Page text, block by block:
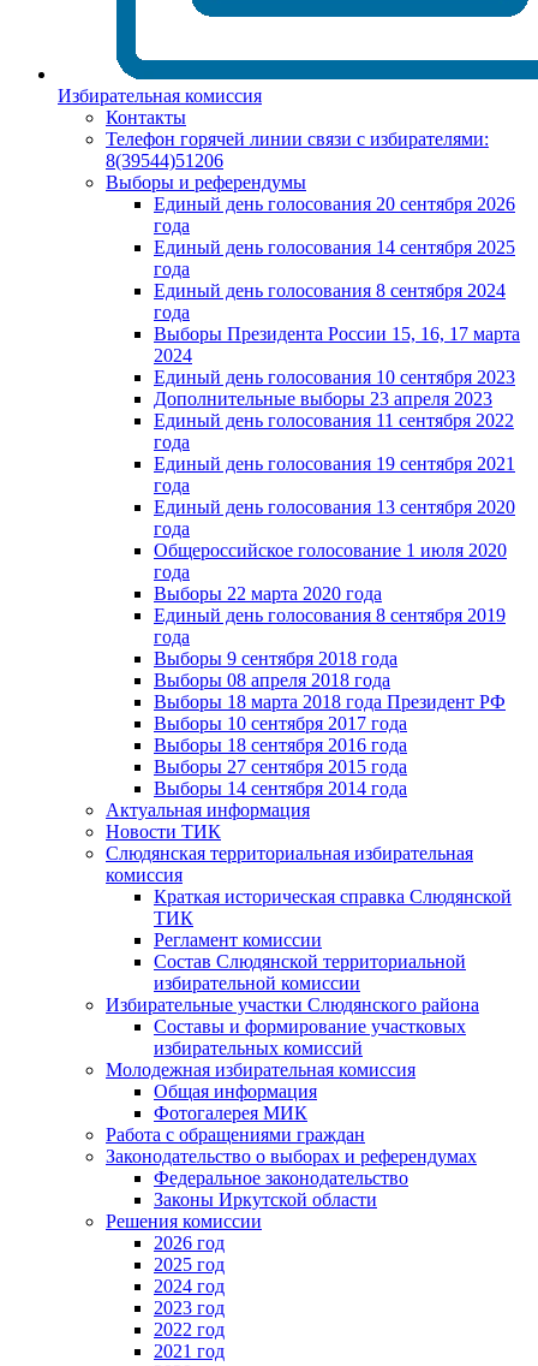
Избирательная комиссия
Контакты
Телефон горячей линии связи с избирателями:
8(39544)51206
Выборы и референдумы
Единый день голосования 20 сентября 2026
года
Единый день голосования 14 сентября 2025
года
Единый день голосования 8 сентября 2024
года
Выборы Президента России 15, 16, 17 марта
2024
Единый день голосования 10 сентября 2023
Дополнительные выборы 23 апреля 2023
Единый день голосования 11 сентября 2022
года
Единый день голосования 19 сентября 2021
года
Единый день голосования 13 сентября 2020
года
Общероссийское голосование 1 июля 2020
года
Выборы 22 марта 2020 года
Единый день голосования 8 сентября 2019
года
Выборы 9 сентября 2018 года
Выборы 08 апреля 2018 года
Выборы 18 марта 2018 года Президент РФ
Выборы 10 сентября 2017 года
Выборы 18 сентября 2016 года
Выборы 27 сентября 2015 года
Выборы 14 сентября 2014 года
Актуальная информация
Новости ТИК
Слюдянская территориальная избирательная
комиссия
Краткая историческая справка Слюдянской
ТИК
Регламент комиссии
Состав Слюдянской территориальной
избирательной комиссии
Избирательные участки Слюдянского района
Составы и формирование участковых
избирательных комиссий
Молодежная избирательная комиссия
Общая информация
Фотогалерея МИК
Работа с обращениями граждан
Законодательство о выборах и референдумах
Федеральное законодательство
Законы Иркутской области
Решения комиссии
2026 год
2025 год
2024 год
2023 год
2022 год
2021 год